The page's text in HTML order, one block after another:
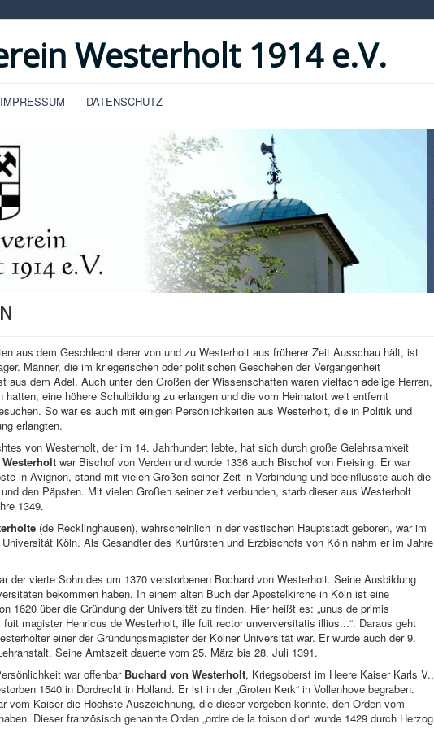
Westerholt 1914 e.V.
IMPRESSUM DATENSCHUTZ
aus dem Geschlecht derer von und zu Westerholt aus früherer Zeit Ausschau hält, ist
Männer, die im kriegerischen oder politischen Geschehen der Vergangenheit
aus dem Adel. Auch unter den Großen der Wissenschaften waren vielfach adelige Herren,
eine höhere Schulbildung zu erlangen und die vom Heimatort weit entfernt
So war es auch mit einigen Persönlichkeiten aus Westerholt, die in Politik und
erlangten.
von Westerholt, der im 14. Jahrhundert lebte, hat sich durch große Gelehrsamkeit
war Bischof von Verden und wurde 1336 auch Bischof von Freising. Er war
in Avignon, stand mit vielen Großen seiner Zeit in Verbindung und beeinflusste auch die
den Päpsten. Mit vielen Großen seiner zeit verbunden, starb dieser aus Westerholt
1349.
(de Recklinghausen), wahrscheinlich in der vestischen Hauptstadt geboren, war im
Köln. Als Gesandter des Kurfürsten und Erzbischofs von Köln nahm er im Jahre
der vierte Sohn des um 1370 verstorbenen Bochard von Westerholt. Seine Ausbildung
bekommen haben. In einem alten Buch der Apostelkirche in Köln ist eine
1620 über die Gründung der Universität zu finden. Hier heißt es: „unus de primis
magister Henricus de Westerholt, ille fuit rector unverversitatis illius...“. Daraus geht
einer der Gründungsmagister der Kölner Universität war. Er wurde auch der 9.
Seine Amtszeit dauerte vom 25. März bis 28. Juli 1391.
war offenbar Buchard von Westerholt, Kriegsoberst im Heere Kaiser Karls V.,
1540 in Dordrecht in Holland. Er ist in der „Groten Kerk“ in Vollenhove begraben.
vom Kaiser die Höchste Auszeichnung, die dieser vergeben konnte, den Orden vom
Dieser französisch genannte Orden „ordre de la toison d’or“ wurde 1429 durch Herzog